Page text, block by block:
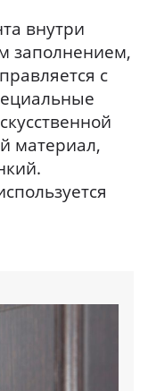
внутри
заполнением,
с
материал,